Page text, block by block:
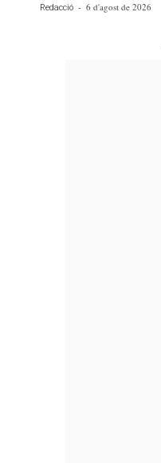
Redacció - 6 d'agost de 2026